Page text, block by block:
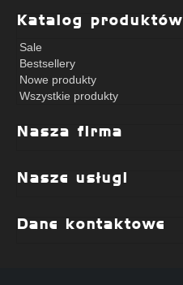
Katalog produktów
Sale
Bestsellery
Nowe produkty
Wszystkie produkty
Nasza firma
Nasze usługi
Dane kontaktowe